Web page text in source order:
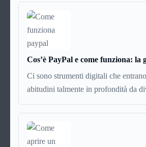
disidratata o semplicemente meno
Eppure, proprio nei mesi caldi, molte
smettono di applicare prodotti
texture pesanti, appiccicose o difficili
Cos’è PayPal e come funziona: la
Ci sono strumenti digitali che
abitudini talmente in profondità da
riferimenti assoluti. PayPal è uno di
comprare su Amazon, per pagare
mandare venti euro a un amico. Ma
esattamente cosa succede dietro